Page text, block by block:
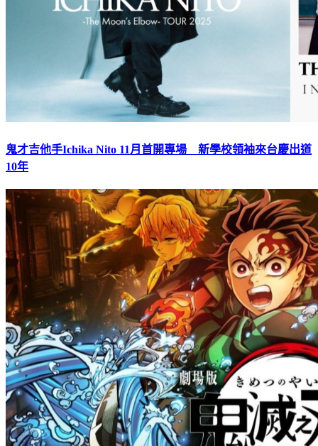
鬼才吉他手Ichika Nito 11月首開專場 新學校領袖來台慶出道
10年